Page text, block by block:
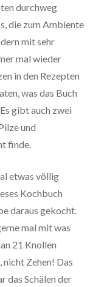
durchweg
die zum Ambiente
mit sehr
mal wieder
in den Rezepten
was das Buch
gibt auch zwei
und
finde.
etwas völlig
Kochbuch
daraus gekocht.
mal mit was
21 Knollen
nicht Zehen! Das
das Schälen der